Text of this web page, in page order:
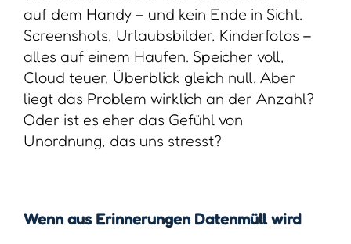
auf dem Handy – und kein Ende in Sicht.
Screenshots, Urlaubsbilder, Kinderfotos –
alles auf einem Haufen. Speicher voll,
Cloud teuer, Überblick gleich null. Aber
liegt das Problem wirklich an der Anzahl?
Oder ist es eher das Gefühl von
Unordnung, das uns stresst?
Wenn aus Erinnerungen Datenmüll wird